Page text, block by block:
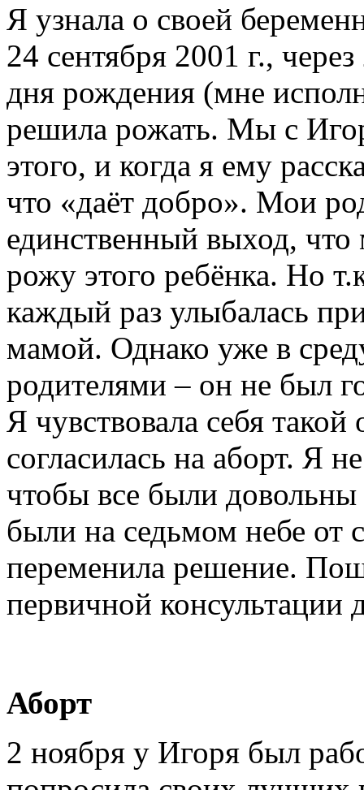
Я узнала о своей
24 сентября 2001 г.,
дня рождения (мне
решила рожать. Мы с
этого, и когда я ему
что «даёт добро». Мои
единственный выход, что
рожу этого ребёнка. Но
каждый раз улыбалась
мамой. Однако уже в
родителями – он не был
Я чувствовала себя
согласилась на аборт. Я
чтобы все были
были на седьмом небе от
переменила решение.
первичной консультации
Аборт
2 ноября у Игоря был